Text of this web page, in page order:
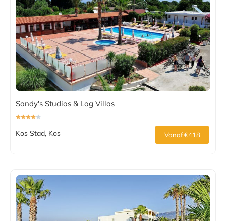
Sandy's Studios & Log Villas
Kos Stad, Kos Vanaf €418